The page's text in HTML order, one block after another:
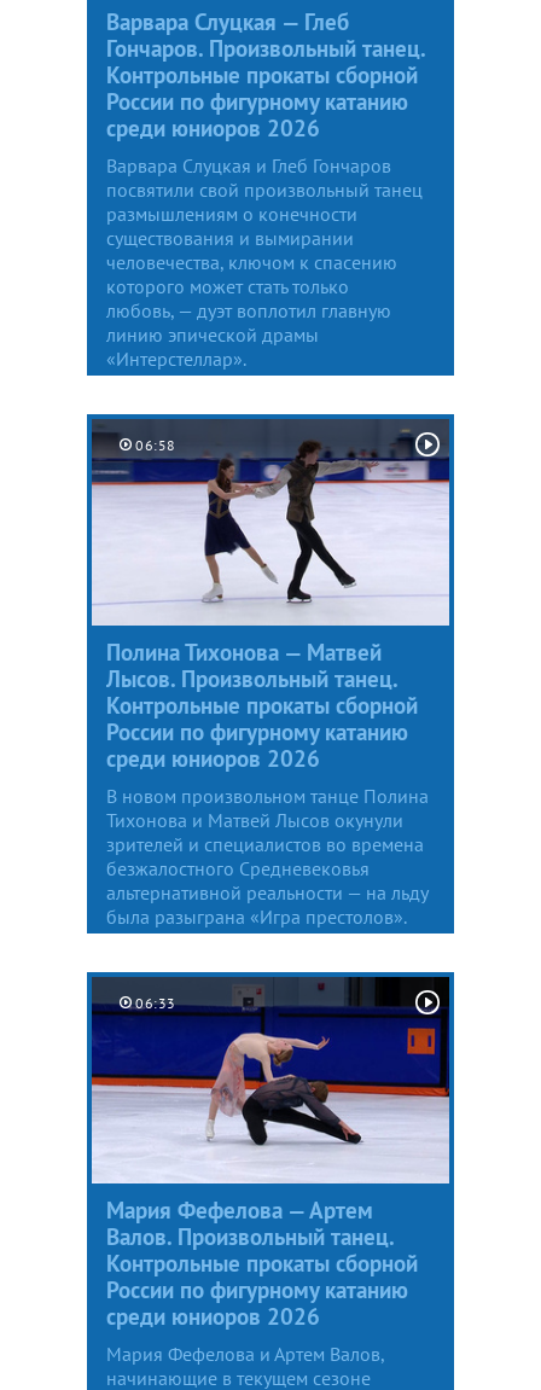
Варвара Слуцкая — Глеб
Гончаров. Произвольный танец.
Контрольные прокаты сборной
России по фигурному катанию
среди юниоров 2026
Варвара Слуцкая и Глеб Гончаров
посвятили свой произвольный танец
размышлениям о конечности
существования и вымирании
человечества, ключом к спасению
которого может стать только
любовь, — дуэт воплотил главную
линию эпической драмы
«Интерстеллар».
06:58
Полина Тихонова — Матвей
Лысов. Произвольный танец.
Контрольные прокаты сборной
России по фигурному катанию
среди юниоров 2026
В новом произвольном танце Полина
Тихонова и Матвей Лысов окунули
зрителей и специалистов во времена
безжалостного Средневековья
альтернативной реальности — на льду
была разыграна «Игра престолов».
06:33
Мария Фефелова — Артем
Валов. Произвольный танец.
Контрольные прокаты сборной
России по фигурному катанию
среди юниоров 2026
Мария Фефелова и Артем Валов,
начинающие в текущем сезоне